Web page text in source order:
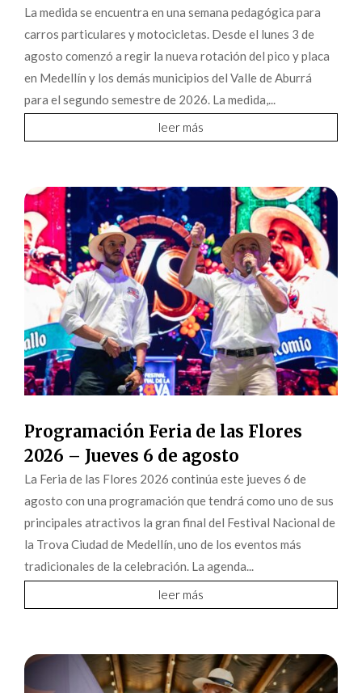
La medida se encuentra en una semana pedagógica para
carros particulares y motocicletas. Desde el lunes 3 de
agosto comenzó a regir la nueva rotación del pico y placa
en Medellín y los demás municipios del Valle de Aburrá
para el segundo semestre de 2026. La medida,...
leer más
Programación Feria de las Flores
2026 – Jueves 6 de agosto
La Feria de las Flores 2026 continúa este jueves 6 de
agosto con una programación que tendrá como uno de sus
principales atractivos la gran final del Festival Nacional de
la Trova Ciudad de Medellín, uno de los eventos más
tradicionales de la celebración. La agenda...
leer más